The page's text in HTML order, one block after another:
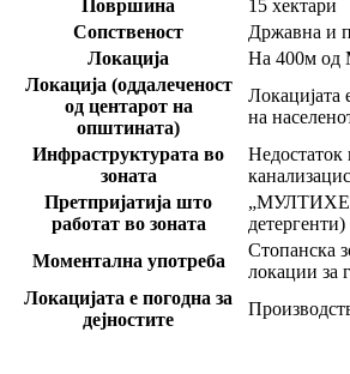
Површина
15 хектари
Сопственост
Државна и
Локација
На 400м од
Локација (оддалеченост
од центарот на
општината)
Локацијата
на
Инфраструктурата во
зоната
Недостаток
Претпријатија што
работат во зоната
детергенти)
Моментална употреба
Стопанска
локации за
Локацијата е погодна за
дејностите